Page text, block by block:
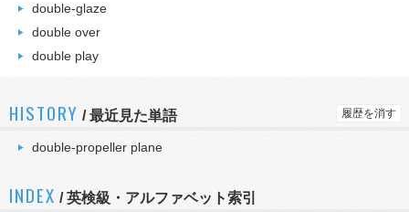
double-glaze
double over
double play
HISTORY /最近見た単語 履歴を消す
double-propeller plane
INDEX / 英検級・アルファベット索引